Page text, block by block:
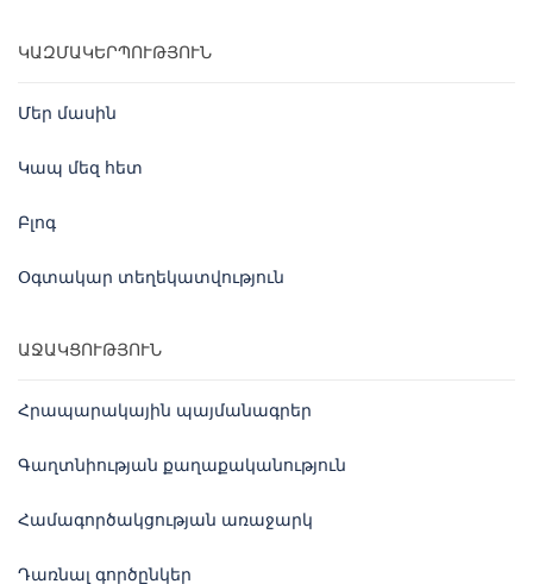
ԿԱԶՄԱԿԵՐՊՈՒԹՅՈՒՆ
Մեր մասին
Կապ մեզ հետ
Բլոգ
Օգտակար տեղեկատվություն
ԱՋԱԿՑՈՒԹՅՈՒՆ
Հրապարակային պայմանագրեր
Գաղտնիության քաղաքականություն
Համագործակցության առաջարկ
Դառնալ գործընկեր